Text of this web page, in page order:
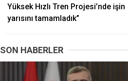
Yüksek Hızlı Tren Projesi’nde işin
yarısını tamamladık”
SON HABERLER